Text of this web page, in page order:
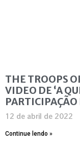
THE TROOPS
VIDEO DE ‘A
PARTICIPAÇÃO
12 de abril de 2022
Continue lendo »